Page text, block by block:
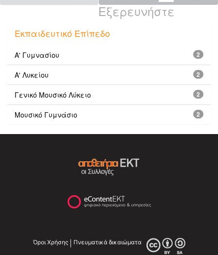
Εξερευνήστε
Εκπαιδευτικό Επίπεδο
2
Α' Γυμνασίου
2
Α' Λυκείου
2
Γενικό Μουσικό Λύκειο
2
Μουσικό Γυμνάσιο